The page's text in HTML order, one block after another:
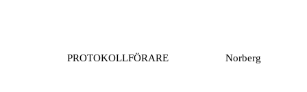
PROTOKOLLFÖRARE Norberg